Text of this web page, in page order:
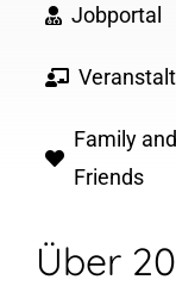
Jobportal
Family and
Friends
Über